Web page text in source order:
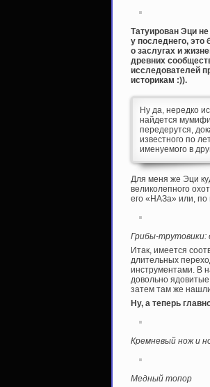
Татуирован Эци
у последнего,
о заслугах и
древних
исследователей
историкам :)).
Ну да, нередко
найдется
передерутся,
известного по
именуемого в
Для меня же Эци
великолепного
его «НАЗа» или,
Грибы-трутовики:
Итак, имеется
длительных
инструментами. В
довольно
затем там же
Ну, а теперь
Кремневый нож и
Медный топор